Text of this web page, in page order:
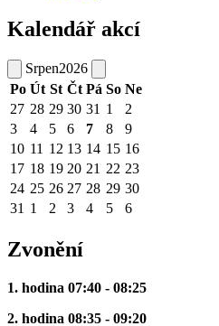
Kalendář akcí
Srpen2026
Po Út St Čt Pá So Ne
27 28 29 30 31 1
2
3
4 5 6 7 8
9
10 11 12 13 14 15 16
17 18 19 20 21 22 23
24 25 26 27 28 29 30
31 1 2 3 4 5 6
Zvonění
1. hodina 07:40 - 08:25
2. hodina 08:35 - 09:20